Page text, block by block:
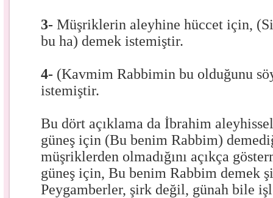
3- Müşriklerin aleyhine hüccet için,
bu ha) demek istemiştir.
4- (Kavmim Rabbimin bu olduğunu
istemiştir.
Bu dört açıklama da İbrahim
güneş için (Bu benim Rabbim)
müşriklerden olmadığını açıkça
güneş için, Bu benim Rabbim demek
Peygamberler, şirk değil, günah bile